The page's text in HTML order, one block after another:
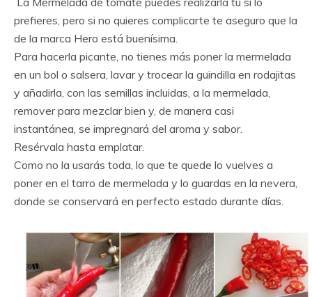
prefieres, pero si no quieres complicarte te aseguro que la
de la marca Hero está buenísima.
Para hacerla picante, no tienes más poner la mermelada
en un bol o salsera, lavar y trocear la guindilla en rodajitas
y añadirla, con las semillas incluidas, a la mermelada,
remover para mezclar bien y, de manera casi
instantánea, se impregnará del aroma y sabor.
Resérvala hasta emplatar.
Como no la usarás toda, lo que te quede lo vuelves a
poner en el tarro de mermelada y lo guardas en la nevera,
donde se conservará en perfecto estado durante días.